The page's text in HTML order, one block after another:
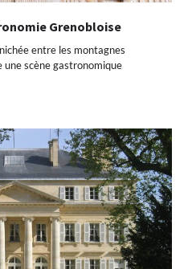
Grenobloise
entre les montagnes
une scène gastronomique